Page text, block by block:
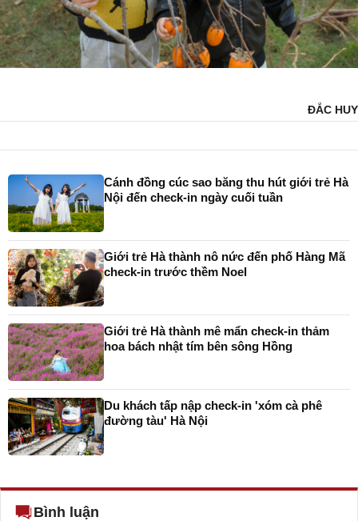
ĐẮC HUY
Cánh đồng cúc sao băng thu hút giới trẻ Hà
Nội đến check-in ngày cuối tuần
Giới trẻ Hà thành nô nức đến phố Hàng Mã
check-in trước thềm Noel
Giới trẻ Hà thành mê mẩn check-in thảm
hoa bách nhật tím bên sông Hồng
Du khách tấp nập check-in 'xóm cà phê
đường tàu' Hà Nội
Bình luận